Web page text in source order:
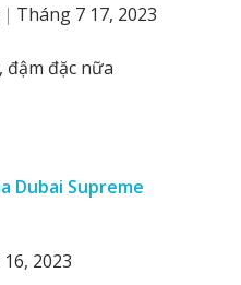
Tháng 7 17, 2023
đặc nữa
Dubai Supreme
2023